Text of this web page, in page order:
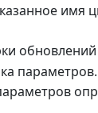
имя
параметров.